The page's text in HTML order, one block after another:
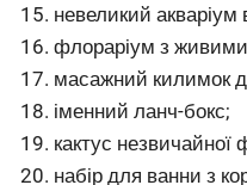
невеликий акваріум
флораріум з
масажний килимок
іменний ланч-бокс;
кактус незвичайної
набір для ванни з